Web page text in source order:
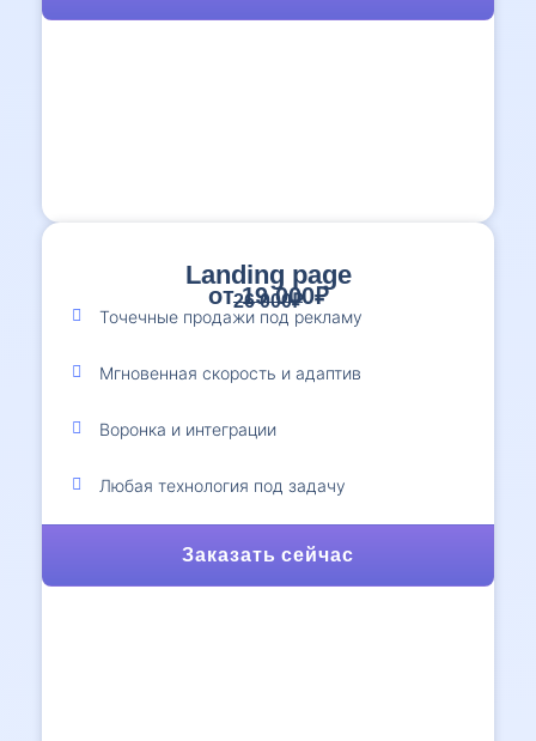
Landing page
от 19 000₽
26 000₽
Точечные продажи под рекламу
Мгновенная скорость и адаптив
Воронка и интеграции
Любая технология под задачу
Заказать сейчас